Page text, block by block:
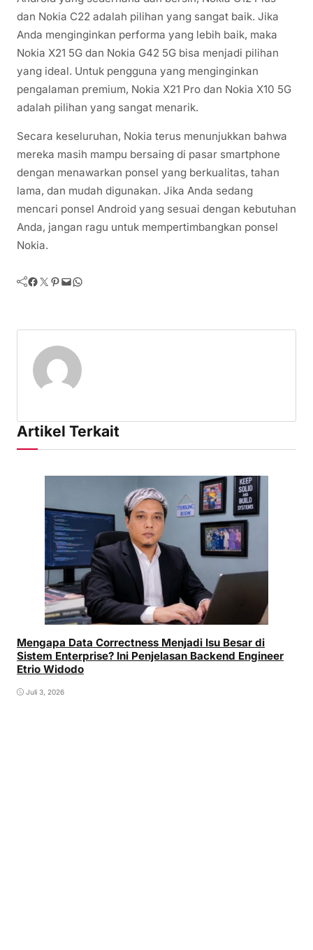
dan Nokia C22 adalah pilihan yang sangat baik. Jika
Anda menginginkan performa yang lebih baik, maka
Nokia X21 5G dan Nokia G42 5G bisa menjadi pilihan
yang ideal. Untuk pengguna yang menginginkan
pengalaman premium, Nokia X21 Pro dan Nokia X10 5G
adalah pilihan yang sangat menarik.
Secara keseluruhan, Nokia terus menunjukkan bahwa
mereka masih mampu bersaing di pasar smartphone
dengan menawarkan ponsel yang berkualitas, tahan
lama, dan mudah digunakan. Jika Anda sedang
mencari ponsel Android yang sesuai dengan kebutuhan
Anda, jangan ragu untuk mempertimbangkan ponsel
Nokia.
Facebook Twitter Pinterest Mail WhatsApp
Artikel Terkait
Mengapa Data Correctness Menjadi Isu Besar di
Sistem Enterprise? Ini Penjelasan Backend Engineer
Etrio Widodo
Juli 3, 2026